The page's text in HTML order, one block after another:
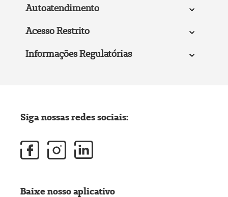
Autoatendimento
Acesso Restrito
Informações Regulatórias
Siga nossas redes sociais:
Baixe nosso aplicativo